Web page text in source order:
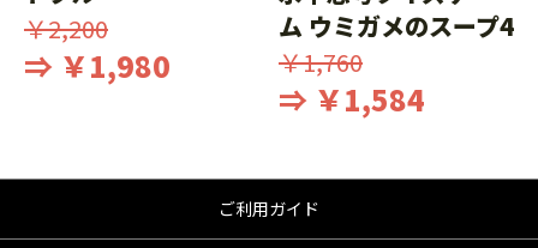
￥2,200
⇒ ￥1,980
ム ウミガメのスープ4
￥1,760
⇒ ￥1,584
ご利用ガイド